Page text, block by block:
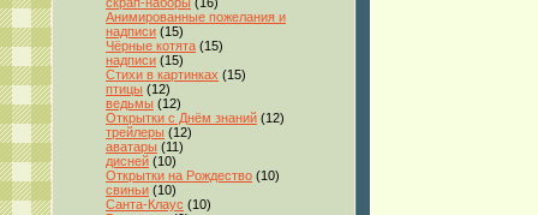
Анимированные пожелания и
надписи (15)
Чёрные котята (15)
надписи (15)
Стихи в картинках (15)
птицы (12)
ведьмы (12)
Открытки с Днём знаний (12)
трейлеры (12)
аватары (11)
дисней (10)
Открытки на Рождество (10)
свиньи (10)
Санта-Клаус (10)